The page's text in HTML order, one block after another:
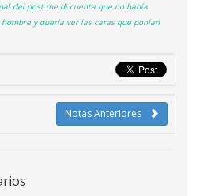
del post me di cuenta que no había
y quería ver las caras que ponían
Notas Anteriores